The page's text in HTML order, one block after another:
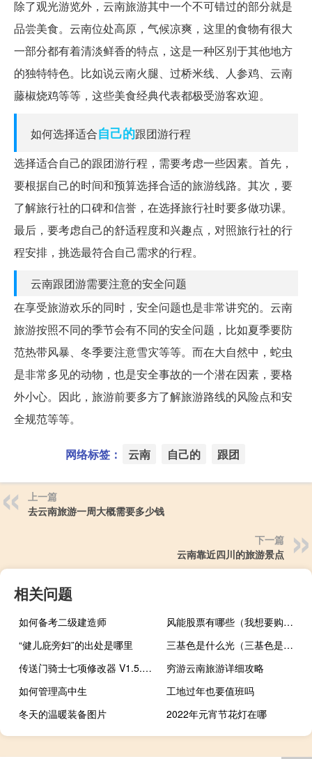
除了观光游览外，云南旅游其中一个不可错过的部分就是
品尝美食。云南位处高原，气候凉爽，这里的食物有很大
一部分都有着清淡鲜香的特点，这是一种区别于其他地方
的独特特色。比如说云南火腿、过桥米线、人参鸡、云南
藤椒烧鸡等等，这些美食经典代表都极受游客欢迎。
如何选择适合自己的跟团游行程
选择适合自己的跟团游行程，需要考虑一些因素。首先，
要根据自己的时间和预算选择合适的旅游线路。其次，要
了解旅行社的口碑和信誉，在选择旅行社时要多做功课。
最后，要考虑自己的舒适程度和兴趣点，对照旅行社的行
程安排，挑选最符合自己需求的行程。
云南跟团游需要注意的安全问题
在享受旅游欢乐的同时，安全问题也是非常讲究的。云南
旅游按照不同的季节会有不同的安全问题，比如夏季要防
范热带风暴、冬季要注意雪灾等等。而在大自然中，蛇虫
是非常多见的动物，也是安全事故的一个潜在因素，要格
外小心。因此，旅游前要多方了解旅游路线的风险点和安
全规范等等。
网络标签： 云南 自己的 跟团
上一篇
去云南旅游一周大概需要多少钱
下一篇
云南靠近四川的旅游景点
相关问题
如何备考二级建造师
风能股票有哪些（我想要购买获利可能性高的股票请问风能股票龙头有哪些?）
“健儿庇旁妇”的出处是哪里
三基色是什么光（三基色是什么意思）
传送门骑士七项修改器 V1.5.2 风灵月影版（传送门骑士七项修改器 V1.5.2 风灵月影版功能简介）
穷游云南旅游详细攻略
如何管理高中生
工地过年也要值班吗
冬天的温暖装备图片
2022年元宵节花灯在哪